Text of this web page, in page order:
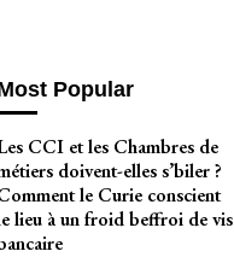
Popular
CCI et les Chambres de
doivent-elles s’biler ?
le Curie conscient
lieu à un froid beffroi de vis